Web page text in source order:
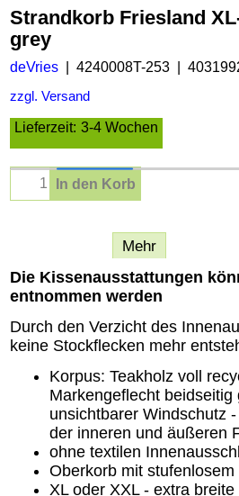
Strandkorb Friesland
grey
deVries 4240008T-253
zzgl. Versand
Lieferzeit: 3-4 Wochen
In den Korb
Mehr
Die Kissenausstattungen
entnommen werden
Durch den Verzicht des
keine Stockflecken mehr
Korpus: Teakholz voll
Markengeflecht beidseitig
unsichtbarer Windschutz
der inneren und äußeren
ohne textilen
Oberkorb mit
XL oder XXL - extra